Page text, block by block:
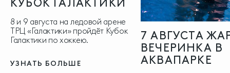
КУБОК ГАЛАКТИКИ
8 и 9 августа на ледовой арене
ТРЦ «Галактики» пройдёт Кубок
Галактики по хоккею.
УЗНАТЬ БОЛЬШЕ
7 АВГУСТА
ВЕЧЕРИНКА В
АКВАПАРКЕ